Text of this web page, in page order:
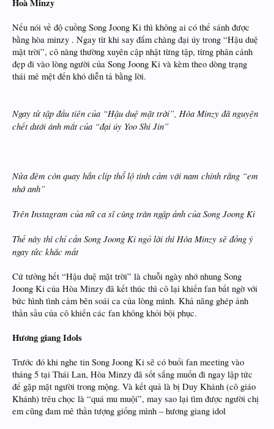
Hoà Minzy
Nếu nói về độ cuồng Song Joong Ki thì không ai có thể sánh được
bằng hòa minzy . Ngay từ khi say đắm chàng đại úy trong “Hậu duệ
mặt trời”, cô nàng thường xuyên cập nhật từng tập, từng phân cảnh
đẹp đi vào lòng người của Song Joong Ki và kèm theo dòng trạng
thái mê mệt đến khó diễn tả bằng lời.
Ngay từ tập đầu tiên của “Hậu duệ mặt trời”, Hòa Minzy đã nguyện
chết dưới ánh mắt của “đại úy Yoo Shi Jin”
Nửa đêm còn quay hẳn clip thổ lộ tình cảm với nam chính rằng “em
nhớ anh”
Trên Instagram của nữ ca sĩ cùng tràn ngập ảnh của Song Joong Ki
Thế này thì chỉ cần Song Joong Ki ngỏ lời thì Hòa Minzy sẽ đồng ý
ngay tức khắc mất
Cứ tưởng hết “Hậu duệ mặt trời” là chuỗi ngày nhớ nhung Song
Joong Ki của Hòa Minzy đã kết thúc thì cô lại khiến fan bất ngờ với
bức hình tình cảm bên soái ca của lòng mình. Khả năng ghép ảnh
thần sầu của cô khiến các fan không khỏi bội phục.
Hương giangIdols
Trước đó khi nghe tin Song Joong Ki sẽ có buổi fan meeting vào
tháng 5 tại Thái Lan, Hòa Minzy đã sốt sắng muốn đi ngay lập tức
để gặp mặt người trong mộng. Và kết quả là bị Duy Khánh (cô giáo
Khánh) trêu chọc là “quá mu muội”, may sao lại tìm được người chị
em cũng đam mê thần tượng giống mình – hương giang idol